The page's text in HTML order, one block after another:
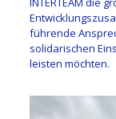
führende
solidarischen
leisten möchten.